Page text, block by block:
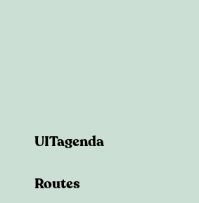
UITagenda
I
Routes